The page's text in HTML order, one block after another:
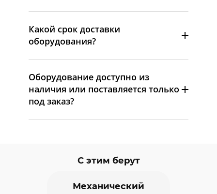
Какой срок доставки
оборудования?
Оборудование доступно из
наличия или поставляется только
под заказ?
С этим берут
Механический